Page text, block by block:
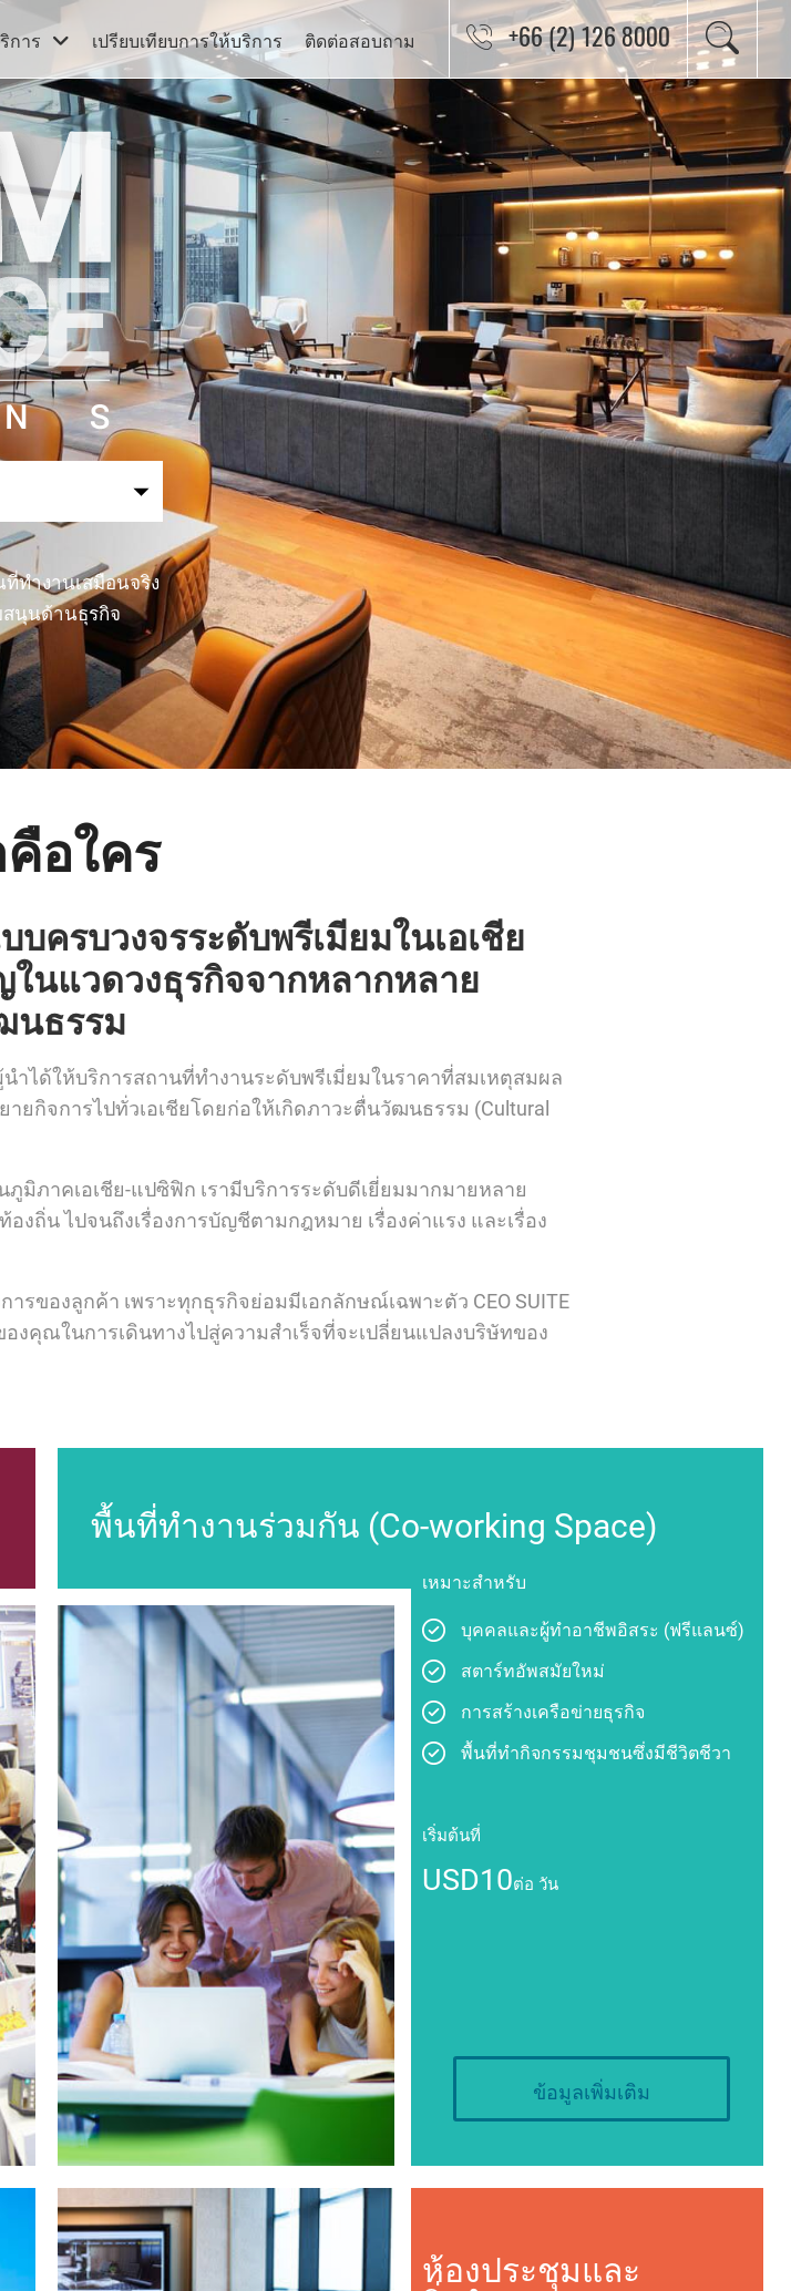
การ เปรียบเทียบการให้บริการ ติดต่อสอบถาม +66 (2) 126 8000
ที่ทำงานเสมือนจริง
นุนด้านธุรกิจ
คือใคร
ครบวงจรระดับพรีเมียมในเอเชีย
นแวดวงธุรกิจจากหลากหลาย
นธรรม
ำได้ให้บริการสถานที่ทำงานระดับพรีเมี่ยมในราคาที่สมเหตุสมผล
กิจการไปทั่วเอเชียโดยก่อให้เกิดภาวะตื่นวัฒนธรรม (Cultural
มิภาคเอเชีย-แปซิฟิก เรามีบริการระดับดีเยี่ยมมากมายหลาย
งถิ่น ไปจนถึงเรื่องการบัญชีตามกฎหมาย เรื่องค่าแรง และเรื่อง
รของลูกค้า เพราะทุกธุรกิจย่อมมีเอกลักษณ์เฉพาะตัว CEO SUITE
งคุณในการเดินทางไปสู่ความสำเร็จที่จะเปลี่ยนแปลงบริษัทของ
พื้นที่ทำงานร่วมกัน (Co-working Space)
เหมาะสำหรับ
บุคคลและผู้ทำอาชีพอิสระ (ฟรีแลนซ์)
สตาร์ทอัพสมัยใหม่
การสร้างเครือข่ายธุรกิจ
พื้นที่ทำกิจกรรมชุมชนซึ่งมีชีวิตชีวา
เริ่มต้นที่
USD10ต่อ วัน
ข้อมูลเพิ่มเติม
ห้องประชุมและ